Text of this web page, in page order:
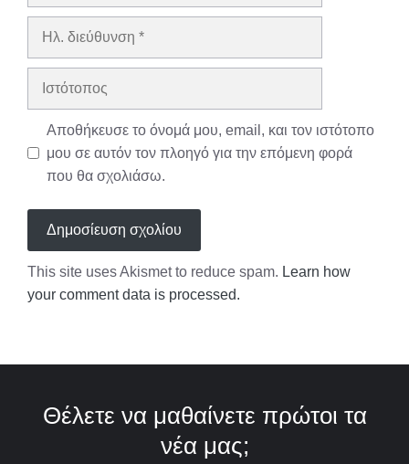
Ηλ.
Ιστότοπος
Αποθήκευσε το όνομά μου, email, και τον ιστότοπο
μου σε αυτόν τον πλοηγό για την επόμενη φορά
που θα σχολιάσω.
This site uses Akismet to reduce spam. Learn how
your comment data is processed.
Θέλετε να μαθαίνετε πρώτοι τα
νέα μας;